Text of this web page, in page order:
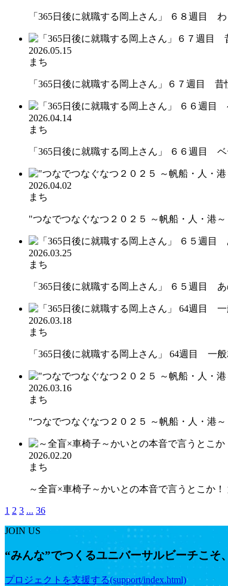
「365日後に就職する岡上さん」 ６８週目
2026.05.15
まち
「365日後に就職する岡上さん」６７週目 昔
2026.04.14
まち
「365日後に就職する岡上さん」 ６６週目
2026.04.02
まち
"つなでつなぐなつ２０２５ ～帆船・人・港
2026.03.25
まち
「365日後に就職する岡上さん」 ６５週目
2026.03.18
まち
「365日後に就職する岡上さん」 64週目 一
2026.03.16
まち
"つなでつなぐなつ２０２５ ～帆船・人・港
2026.02.20
まち
～全盲×車椅子～かいとの本音で言うとこか！
1 2 3 ... 36
JOIN US
“みんな”でつくるユニバーサルビーチこそ
プロジェクトを支援する(support/index.html)